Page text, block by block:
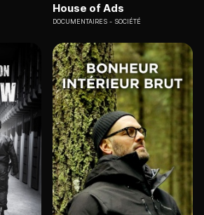
House of Ads
DOCUMENTAIRES SOCIÉTÉ